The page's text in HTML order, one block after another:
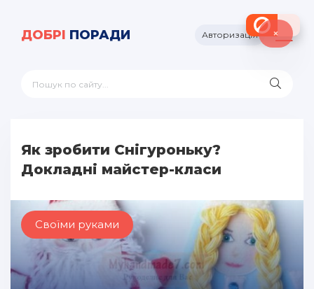
ДОБРІ ПОРАДИ Авторизація
Як зробити Снігуроньку?
Докладні майстер-класи
Своїми руками
×